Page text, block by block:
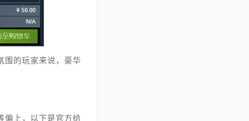
围的玩家来说，豪华
上，以下是官方给